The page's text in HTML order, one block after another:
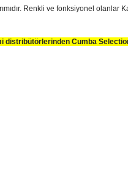
Renkli ve fonksiyonel olanlar
distribütörlerinden Cumba